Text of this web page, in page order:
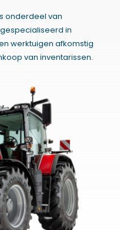
onderdeel van
in
werktuigen afkomstig
van inventarissen.